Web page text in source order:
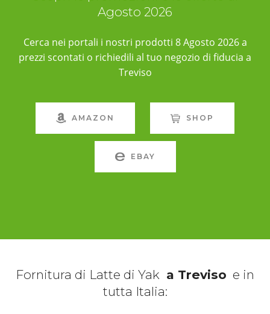
Agosto 2026
Cerca nei portali i nostri prodotti 8 Agosto 2026 a
prezzi scontati o richiedili al tuo negozio di fiducia a
Treviso
AMAZON SHOP
EBAY
Fornitura di Latte di Yak a Treviso e in
tutta Italia: